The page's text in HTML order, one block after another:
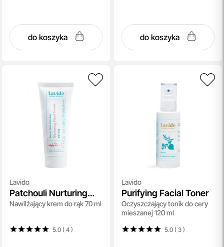
do koszyka do koszyka
Lavido
Patchouli Nurturing
Hand Cream
Nawilżający krem do rąk 70 ml
5.0 ( 4)
Lavido
Purifying Facial Toner
Oczyszczający tonik do cery
mieszanej 120 ml
5.0 ( 3)